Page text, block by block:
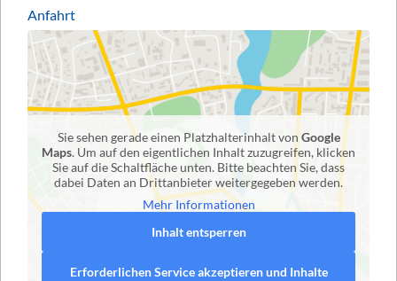
Anfahrt
Sie sehen gerade einen Platzhalterinhalt von Google
Maps. Um auf den eigentlichen Inhalt zuzugreifen, klicken
Sie auf die Schaltfläche unten. Bitte beachten Sie, dass
dabei Daten an Drittanbieter weitergegeben werden.
Mehr Informationen
Inhalt entsperren
Erforderlichen Service akzeptieren und Inhalte